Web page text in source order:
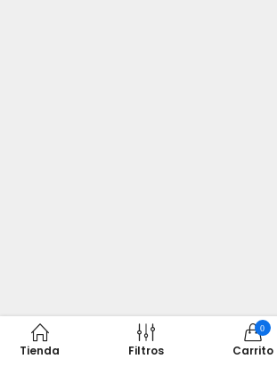
Tienda Filtros
0
Carrito